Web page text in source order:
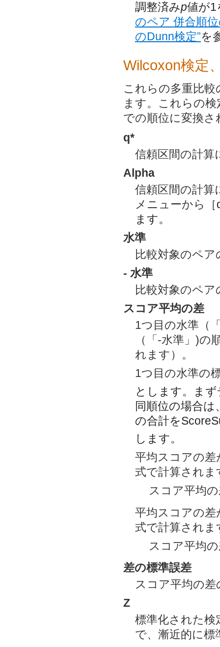
調整済みp値が1
のペア 併合順
のDunn検定”を
Wilcoxon検定
これらの多重比
ます。これらの
での順位に変換さ
q*
信頼区間の計算
Alpha
信頼区間の計算
メニューから［
ます。
水準
比較対象のペ
- 水準
比較対象のペ
スコア平均の差
1つ目の水準（
（「-水準」)
れます）。
1つ目の水準の
とします。ま
同順位の場合
の合計を
します。
平均スコアの差
式で計算されま
スコア平均
平均スコアの差
式で計算されま
スコア平均
差の標準誤差
スコア平均の差
Z
標準化された検
で、漸近的に標